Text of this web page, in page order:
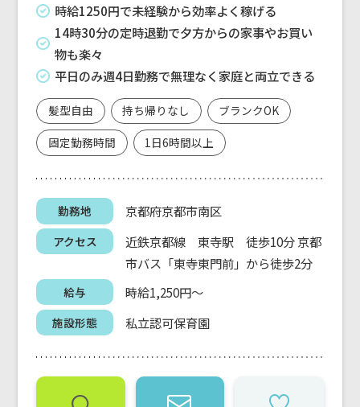
時給1250円で未経験から効率よく稼げる
14時30分の定時退勤で夕方からの家事やお買い
物も楽々
平日のみ週4日勤務で無理なく家庭と両立できる
髪型自由 持ち帰りなし
ブランクOK
固定勤務時間
1日6時間以上
勤務地 京都府京都市南区
アクセス
近鉄京都線 東寺駅 徒歩10分 京都
市バス「東寺東門前」から徒歩2分
給与 時給1,250円～
施設形態 私立認可保育園